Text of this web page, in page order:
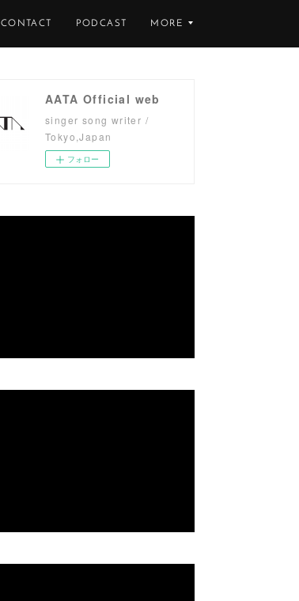
CONTACT PODCAST MORE
AATA Official web
singer song writer /
Tokyo,Japan
フォロー